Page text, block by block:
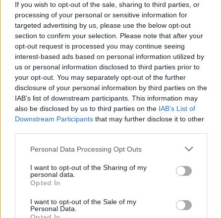
If you wish to opt-out of the sale, sharing to third parties, or
processing of your personal or sensitive information for
targeted advertising by us, please use the below opt-out
section to confirm your selection. Please note that after your
opt-out request is processed you may continue seeing
interest-based ads based on personal information utilized by
us or personal information disclosed to third parties prior to
your opt-out. You may separately opt-out of the further
disclosure of your personal information by third parties on the
IAB’s list of downstream participants. This information may
also be disclosed by us to third parties on the IAB’s List of
Downstream Participants that may further disclose it to other
Personal Data Processing Opt Outs
I want to opt-out of the Sharing of my
personal data.
Opted In
I want to opt-out of the Sale of my
Personal Data.
Una vez detallados los puntos anteriores, ¿Klaipėda
es un buen lugar para vivir como nómada digital?
Con una puntuación de 4,0/5,Klaipėda es un buen
lugar para vivir como nómada digital.
Puntos a favor y puntos en
contra
digital.
Puntos a favor
Buena temperatura.